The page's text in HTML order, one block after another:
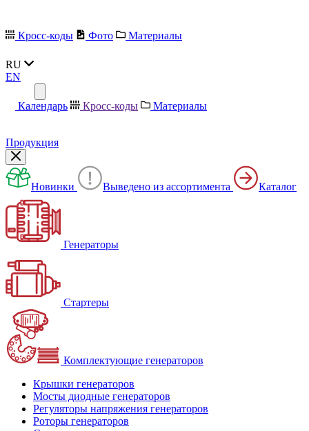
Кросс-коды Фото Материалы
RU
EN
Календарь Кросс-коды Материалы
Продукция
Новинки Выведено из ассортимента Каталог
Генераторы
Стартеры
Комплектующие генераторов
Крышки генераторов
Мосты диодные генераторов
Регуляторы напряжения генераторов
Роторы генераторов